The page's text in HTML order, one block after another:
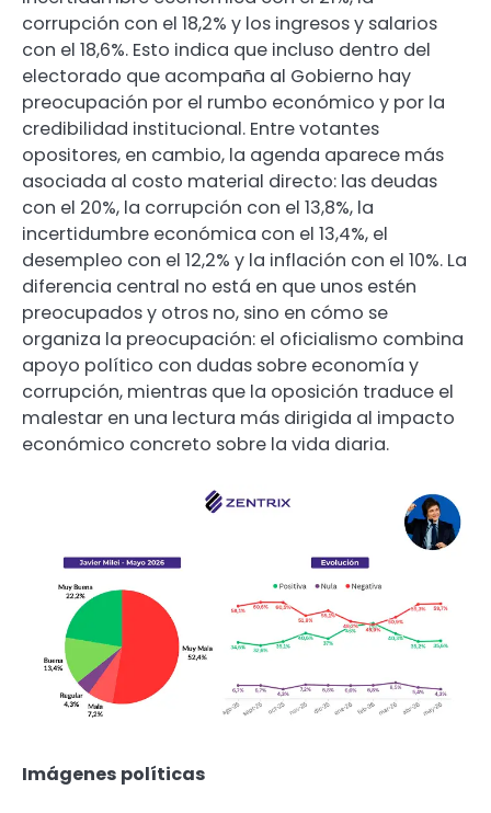
corrupción con el 18,2% y los ingresos y salarios
con el 18,6%. Esto indica que incluso dentro del
electorado que acompaña al Gobierno hay
preocupación por el rumbo económico y por la
credibilidad institucional. Entre votantes
opositores, en cambio, la agenda aparece más
asociada al costo material directo: las deudas
con el 20%, la corrupción con el 13,8%, la
incertidumbre económica con el 13,4%, el
desempleo con el 12,2% y la inflación con el 10%. La
diferencia central no está en que unos estén
preocupados y otros no, sino en cómo se
organiza la preocupación: el oficialismo combina
apoyo político con dudas sobre economía y
corrupción, mientras que la oposición traduce el
malestar en una lectura más dirigida al impacto
económico concreto sobre la vida diaria.
Imágenes políticas